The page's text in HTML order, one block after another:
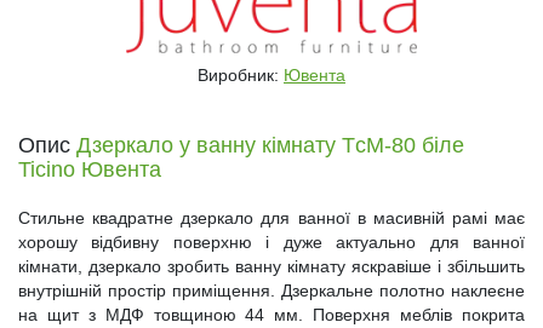
Виробник: Ювента
Опис Дзеркало у ванну кімнату TсM-80 біле
Ticino Ювента
Стильне квадратне дзеркало для ванної в масивній рамі має
хорошу відбивну поверхню і дуже актуально для ванної
кімнати, дзеркало зробить ванну кімнату яскравіше і збільшить
внутрішній простір приміщення. Дзеркальне полотно наклеєне
на щит з МДФ товщиною 44 мм. Поверхня меблів покрита